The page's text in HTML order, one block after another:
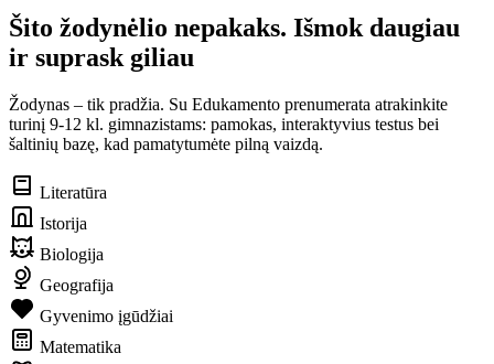
Šito žodynėlio nepakaks. Išmok daugiau
ir suprask giliau
Žodynas – tik pradžia. Su Edukamento prenumerata atrakinkite
turinį 9-12 kl. gimnazistams: pamokas, interaktyvius testus bei
šaltinių bazę, kad pamatytumėte pilną vaizdą.
Literatūra
Istorija
Biologija
Geografija
Gyvenimo įgūdžiai
Matematika